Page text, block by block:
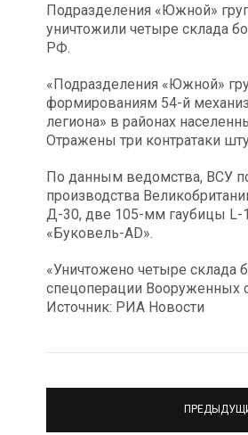
Подразделения «Южной»
уничтожили четыре склада
РФ.
«Подразделения «Южной»
формированиям 54-й
легиона» в районах
Отражены три контратаки
По данным ведомства, ВСУ
производства
Д-30, две 105-мм гаубицы L-
«Буковель-AD».
«Уничтожено четыре склада
спецоперации Вооруженных
Источник: РИА Новости